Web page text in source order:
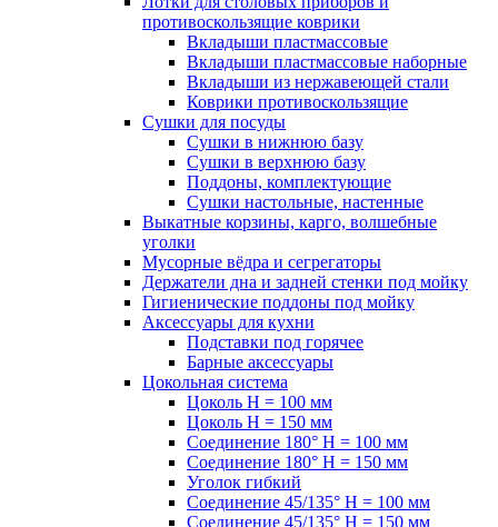
противоскользящие коврики
Вкладыши пластмассовые
Вкладыши пластмассовые наборные
Вкладыши из нержавеющей стали
Коврики противоскользящие
Сушки для посуды
Сушки в нижнюю базу
Сушки в верхнюю базу
Поддоны, комплектующие
Сушки настольные, настенные
Выкатные корзины, карго, волшебные
уголки
Мусорные вёдра и сегрегаторы
Держатели дна и задней стенки под мойку
Гигиенические поддоны под мойку
Аксессуары для кухни
Подставки под горячее
Барные аксессуары
Цокольная система
Цоколь H = 100 мм
Цоколь H = 150 мм
Соединение 180° H = 100 мм
Соединение 180° H = 150 мм
Уголок гибкий
Соединение 45/135° H = 100 мм
Соединение 45/135° H = 150 мм